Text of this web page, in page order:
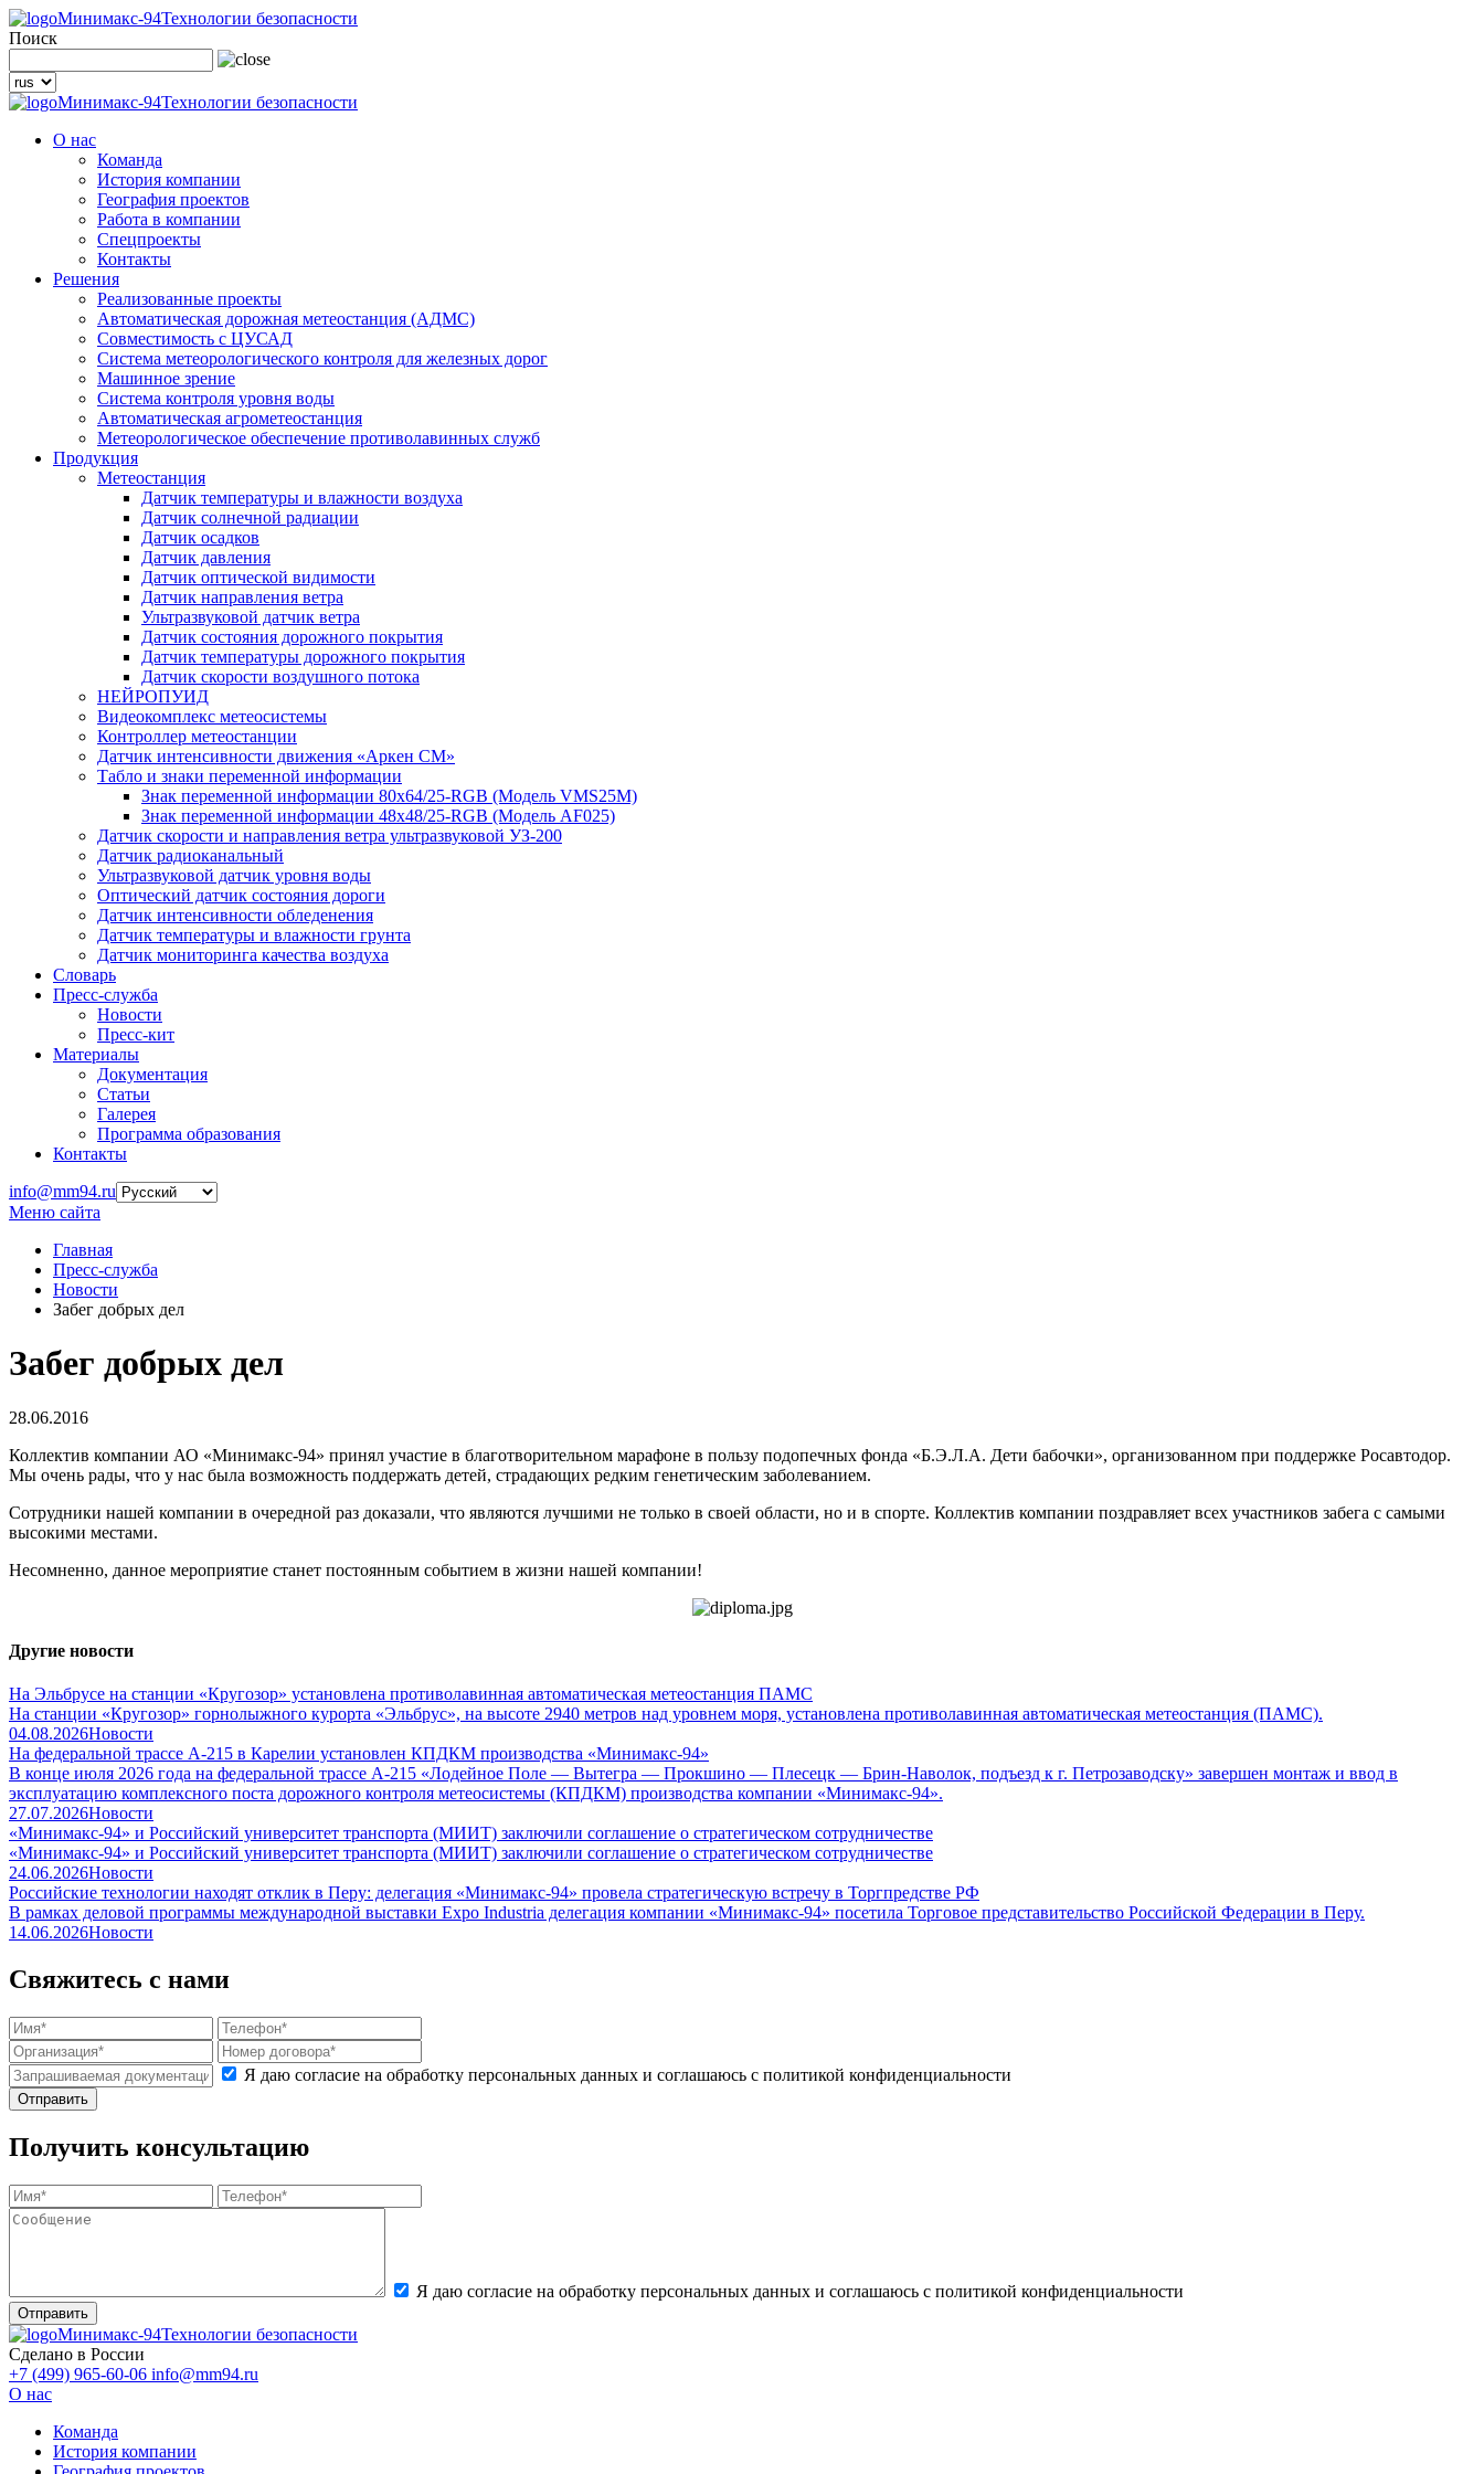
Минимакс-94Технологии безопасности
Поиск
Минимакс-94Технологии безопасности
О нас
Команда
История компании
География проектов
Работа в компании
Спецпроекты
Контакты
Решения
Реализованные проекты
Автоматическая дорожная метеостанция (АДМС)
Совместимость с ЦУСАД
Система метеорологического контроля для железных дорог
Машинное зрение
Система контроля уровня воды
Автоматическая агрометеостанция
Метеорологическое обеспечение противолавинных служб
Продукция
Метеостанция
Датчик температуры и влажности воздуха
Датчик солнечной радиации
Датчик осадков
Датчик давления
Датчик оптической видимости
Датчик направления ветра
Ультразвуковой датчик ветра
Датчик состояния дорожного покрытия
Датчик температуры дорожного покрытия
Датчик скорости воздушного потока
НЕЙРОПУИД
Видеокомплекс метеосистемы
Контроллер метеостанции
Датчик интенсивности движения «Аркен СМ»
Табло и знаки переменной информации
Знак переменной информации 80х64/25-RGB (Модель VMS25M)
Знак переменной информации 48х48/25-RGB (Модель АF025)
Датчик скорости и направления ветра ультразвуковой УЗ-200
Датчик радиоканальный
Ультразвуковой датчик уровня воды
Оптический датчик состояния дороги
Датчик интенсивности обледенения
Датчик температуры и влажности грунта
Датчик мониторинга качества воздуха
Словарь
Пресс-служба
Новости
Пресс-кит
Материалы
Документация
Статьи
Галерея
Программа образования
Контакты
info@mm94.ru
Меню сайта
Главная
Пресс-служба
Новости
Забег добрых дел
Забег добрых дел
28.06.2016
Коллектив компании АО «Минимакс-94» принял участие в благотворительном марафоне в пользу подопечных фонда «Б.Э.Л.А. Дети бабочки», организованном при поддержке Росавтодор.
Мы очень рады, что у нас была возможность поддержать детей, страдающих редким генетическим заболеванием.
Сотрудники нашей компании в очередной раз доказали, что являются лучшими не только в своей области, но и в спорте. Коллектив компании поздравляет всех участников забега с самыми
высокими местами.
Несомненно, данное мероприятие станет постоянным событием в жизни нашей компании!
Другие новости
На Эльбрусе на станции «Кругозор» установлена противолавинная автоматическая метеостанция ПАМС
На станции «Кругозор» горнолыжного курорта «Эльбрус», на высоте 2940 метров над уровнем моря, установлена противолавинная автоматическая метеостанция (ПАМС).
04.08.2026Новости
На федеральной трассе А-215 в Карелии установлен КПДКМ производства «Минимакс-94»
В конце июля 2026 года на федеральной трассе А-215 «Лодейное Поле — Вытегра — Прокшино — Плесецк — Брин-Наволок, подъезд к г. Петрозаводску» завершен монтаж и ввод в
эксплуатацию комплексного поста дорожного контроля метеосистемы (КПДКМ) производства компании «Минимакс-94».
27.07.2026Новости
«Минимакс-94» и Российский университет транспорта (МИИТ) заключили соглашение о стратегическом сотрудничестве
«Минимакс-94» и Российский университет транспорта (МИИТ) заключили соглашение о стратегическом сотрудничестве
24.06.2026Новости
Российские технологии находят отклик в Перу: делегация «Минимакс-94» провела стратегическую встречу в Торгпредстве РФ
В рамках деловой программы международной выставки Expo Industria делегация компании «Минимакс-94» посетила Торговое представительство Российской Федерации в Перу.
14.06.2026Новости
Свяжитесь с нами
Я даю согласие на обработку персональных данных и соглашаюсь с политикой конфиденциальности
Получить консультацию
Я даю согласие на обработку персональных данных и соглашаюсь с политикой конфиденциальности
Минимакс-94Технологии безопасности
Сделано в России
+7 (499) 965-60-06 info@mm94.ru
О нас
Команда
История компании